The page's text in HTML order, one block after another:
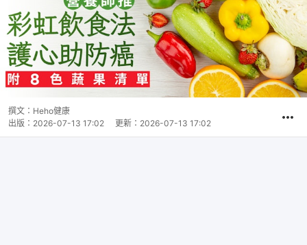
撰文： Heho健康
出版： 2026-07-13 17:02 更新： 2026-07-13 17:02